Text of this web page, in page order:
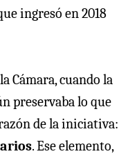
ingresó en 2018
Cámara, cuando la
preservaba lo que
de la iniciativa:
. Ese elemento,